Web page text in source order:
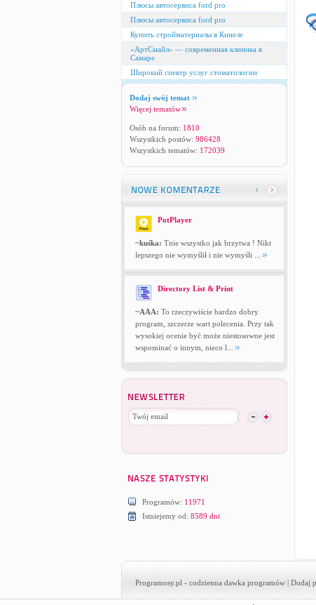
Плюсы автосервиса ford pro
Плюсы автосервиса ford pro
Купить стройматериалы в Кинеле
«АртСмайл» — современная клиника в
Самаре
Широкий спектр услуг стоматологии
Dodaj swój temat
Więcej tematów
Osób na forum: 1810
Wszystkich postów: 986428
Wszystkich tematów: 172039
PotPlayer
~kuśka: Tnie wszystko jak brzytwa ! Nikt
lepszego nie wymyślił i nie wymyśli ...
Directory List & Print
~AAA: To rzeczywiście bardzo dobry
program, szczerze wart polecenia. Przy tak
wysokiej ocenie być może niestosowne jest
wspominać o innym, nieco l...
Programów: 11971
Istniejemy od: 8589 dni
Programosy.pl - codzienna dawka programów | Dodaj